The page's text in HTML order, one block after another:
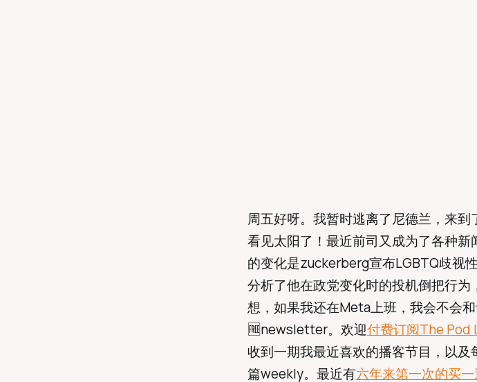
周五好呀。我暂时逃离了尼德兰，来
看见太阳了！最近前司又成为了各种
的变化是zuckerberg宣布LGBTQ歧视
分析了他在政党变化时的投机倒把行
想，如果我还在Meta上班，我会不会
🆓newsletter。欢迎付费订阅The Pod
收到一期我最近喜欢的播客节目，以
篇weekly。最近有六年来第一次的买